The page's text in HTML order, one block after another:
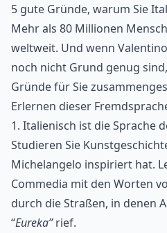
5 gute Gründe, warum Sie
Mehr als 80 Millionen
weltweit. Und wenn
noch nicht Grund genug
Gründe für Sie
Erlernen dieser
1. Italienisch ist die Sprache
Studieren Sie
Michelangelo inspiriert hat.
Commedia mit den Worten
durch die Straßen, in denen
“Eureka”rief.